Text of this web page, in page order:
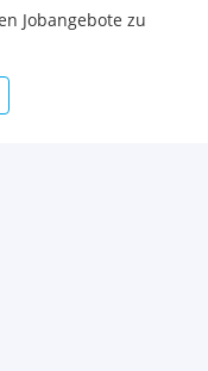
Jobangebote zu